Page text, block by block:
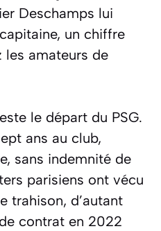
Deschamps lui
un chiffre
les amateurs de
le départ du PSG.
ans au club,
sans indemnité de
parisiens ont vécu
trahison, d’autant
contrat en 2022